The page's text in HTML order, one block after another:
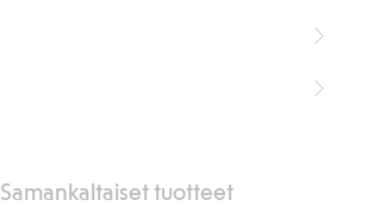
Samankaltaiset tuotteet